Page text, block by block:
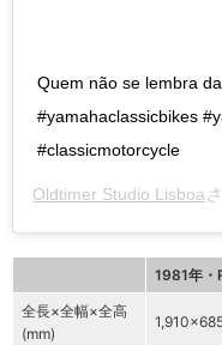
Quem não se lembra
#yamahaclassicbikes
#classicmotorcycle
Oldtimer Studio Lisboa
1981年・
全長×全幅×全高
(mm)